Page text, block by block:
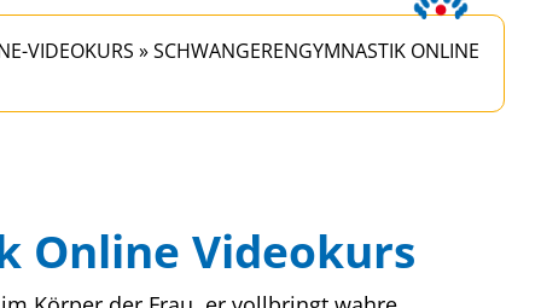
VIDEOKURS »SCHWANGERENGYMNASTIK ONLINE
Online Videokurs